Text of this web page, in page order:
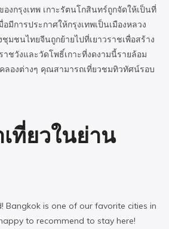
งกรุงเทพ เกาะรัตนโกสินทร์ถูกจัดให้เป็นที่
มีการประกาศให้กรุงเทพเป็นเมืองหลวง
มชนไทยจีนถูกย้ายไปที่เยาวราชเพื่อสร้าง
ชวังและวัดโพธิ์เกาะที่งดงามนี้รายล้อม
ลองต่างๆ คุณสามารถเที่ยวชมทิวทัศน์รอบ
ที่ยวในย่าน
Bangkok is one of our favorite cities in
to recommend to stay here!